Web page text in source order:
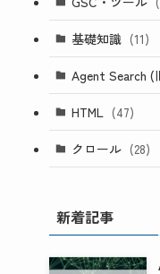
基礎知識 (11)
Agent Search (
HTML (47)
クロール (28)
新着記事